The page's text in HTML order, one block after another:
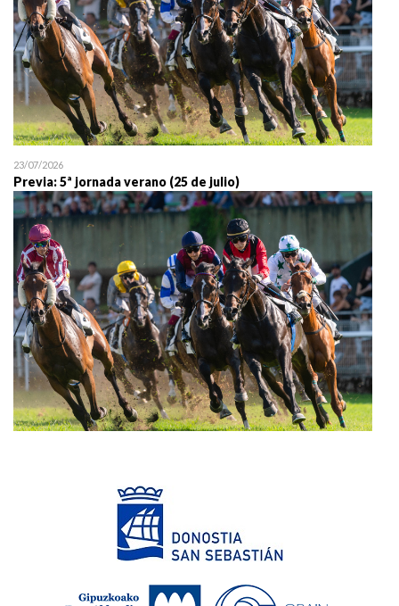
23/07/2026
Previa: 5ª jornada verano (25 de julio)